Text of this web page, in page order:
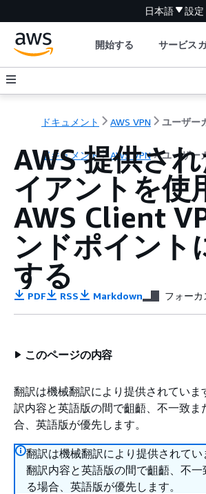
日本語 設定
開始する サービス
ドキュメント AWS VPN ユーザー
ドキュメント AWS VPN ユーザー
AWS 提供さ
イアントを使
AWS Client
ンドポイント
する
PDF RSS Markdown フォーカ
このページの内容
翻訳は機械翻訳により提供されていま
訳内容と英語版の間で齟齬、不一致ま
合、英語版が優先します。
翻訳は機械翻訳により提供されてい
翻訳内容と英語版の間で齟齬、不
る場合、英語版が優先します。